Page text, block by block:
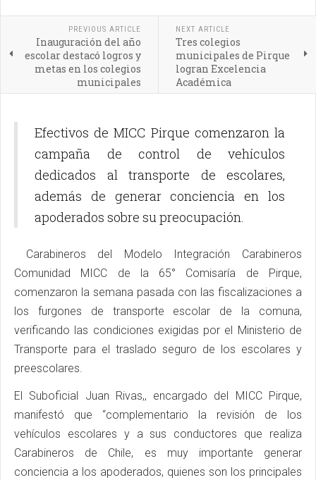
PREVIOUS ARTICLE
Inauguración del año
escolar destacó logros y
metas en los colegios
municipales
NEXT ARTICLE
Tres colegios
municipales de Pirque
logran Excelencia
Académica
Efectivos de MICC Pirque comenzaron la
campaña de control de vehículos
dedicados al transporte de escolares,
además de generar conciencia en los
apoderados sobre su preocupación.
Carabineros del Modelo Integración Carabineros
Comunidad MICC de la 65° Comisaría de Pirque,
comenzaron la semana pasada con las fiscalizaciones a
los furgones de transporte escolar de la comuna,
verificando las condiciones exigidas por el Ministerio de
Transporte para el traslado seguro de los escolares y
preescolares.
El Suboficial Juan Rivas,, encargado del MICC Pirque,
manifestó que “complementario la revisión de los
vehículos escolares y a sus conductores que realiza
Carabineros de Chile, es muy importante generar
conciencia a los apoderados, quienes son los principales